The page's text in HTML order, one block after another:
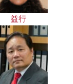
益行